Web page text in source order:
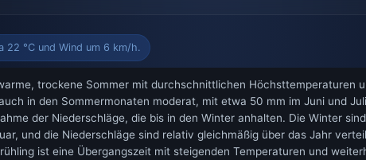
22 °C und Wind um 6 km/h.
trockene Sommer mit durchschnittlichen Höchsttemperaturen
in den Sommermonaten moderat, mit etwa 50 mm im Juni und
der Niederschläge, die bis in den Winter anhalten. Die Winter
und die Niederschläge sind relativ gleichmäßig über das Jahr
ist eine Übergangszeit mit steigenden Temperaturen und